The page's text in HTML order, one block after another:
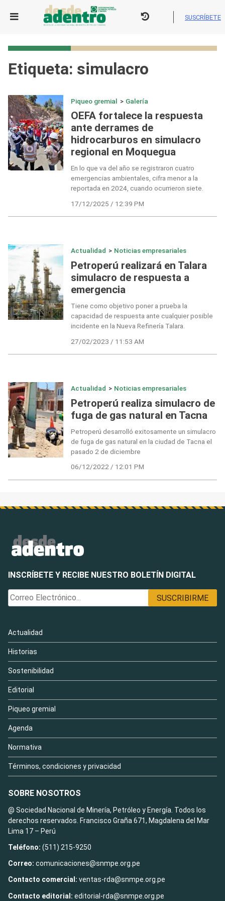
SUSCRÍBETE
Etiqueta: simulacro
Piqueo gremial > Galería
OEFA fortalece la respuesta
ante derrames de
hidrocarburos en simulacro
regional en Moquegua
En lo que va del año se registraron cuatro
emergencias ambientales, cifra menor a la
reportada en 2024, cuando ocurrieron siete.
17/12/2025 / 12:39 PM
Actualidad > Noticias empresariales
Petroperú realizará en Talara
simulacro de respuesta a
emergencia
Tiene como objetivo poner a prueba la
capacidad de respuesta ante cualquier posible
incidente en la Nueva Refinería Talara.
27/02/2023 / 11:53 AM
Actualidad > Noticias empresariales
Petroperú realiza simulacro de
fuga de gas natural en Tacna
Petroperú desarrolló exitosamente un simulacro
de fuga de gas natural en la ciudad de Tacna el
pasado 2 de diciembre
06/12/2022 / 12:01 PM
INSCRÍBETE Y RECIBE NUESTRO BOLETÍN DIGITAL
Actualidad
Historias
Sostenibilidad
Editorial
Piqueo gremial
Agenda
Normativa
Términos, condiciones y privacidad
SOBRE NOSOTROS
@ Sociedad Nacional de Minería, Petróleo y Energía. Todos los
derechos reservados. Francisco Graña 671, Magdalena del Mar
Lima 17 – Perú
Teléfono: (511) 215-9250
Correo: comunicaciones@snmpe.org.pe
Contacto comercial: ventas-rda@snmpe.org.pe
Contacto editorial: editorial-rda@snmpe.org.pe